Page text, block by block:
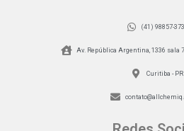
(41) 98857-
Av. República Argentina, 1336 sala
Curitiba - PR